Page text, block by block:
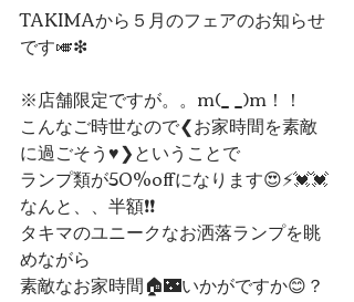
TAKIMAから５月のフェアのお知らせ
です🎺❇
※店舗限定ですが。。m(_ _)m！！
こんなご時世なので❮お家時間を素敵
に過ごそう♥❯ということで
ランプ類が50%offになります😍⚡💓💓
なんと、、半額❗❗
タキマのユニークなお洒落ランプを眺
めながら
素敵なお家時間🏠🌃いかがですか😊？